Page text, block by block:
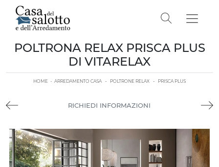
POLTRONA RELAX PRISCA PLUS
DI VITARELAX
HOME - ARREDAMENTO CASA - POLTRONE RELAX - PRISCA PLUS
RICHIEDI INFORMAZIONI